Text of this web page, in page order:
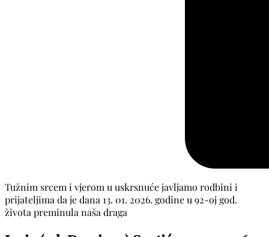
Tužnim srcem i vjerom u uskrsnuće javljamo rodbini i
prijateljima da je dana 13. 01. 2026. godine u 92-oj god.
života preminula naša draga